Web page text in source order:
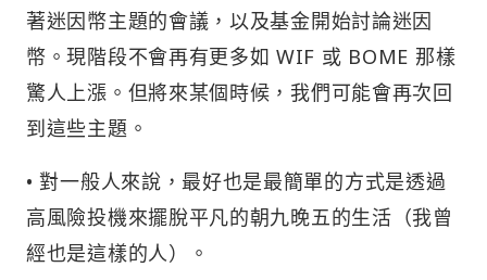
著迷因幣主題的會議，以及基金開始討論迷因
幣。現階段不會再有更多如 WIF 或 BOME 那樣
驚人上漲。但將來某個時候，我們可能會再次回
到這些主題。
• 對一般人來說，最好也是最簡單的方式是透過
高風險投機來擺脫平凡的朝九晚五的生活（我曾
經也是這樣的人）。